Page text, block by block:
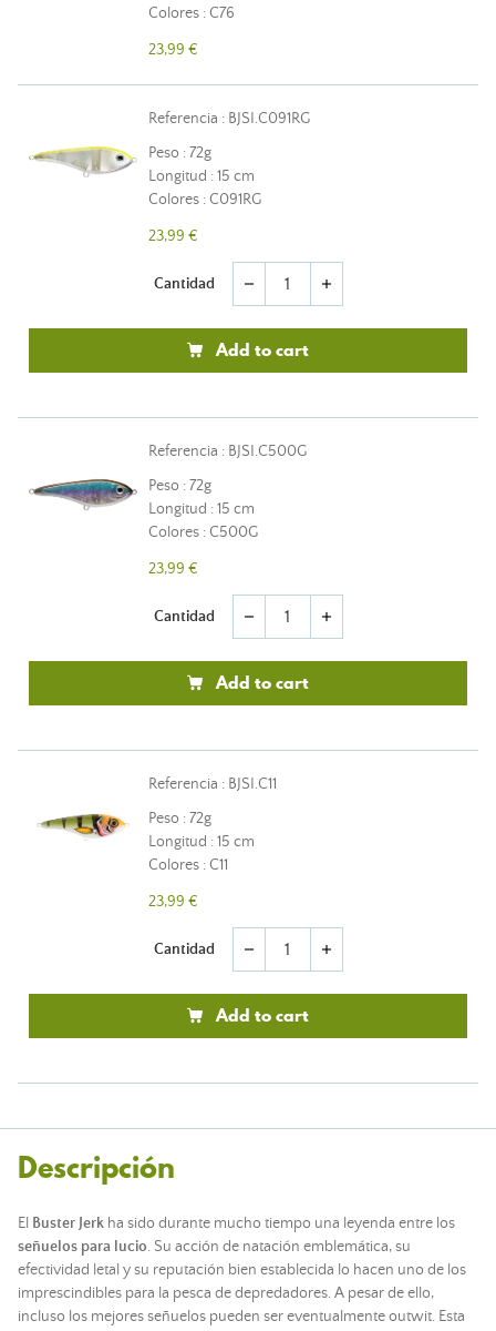
Colores : C76
23,99 €
Referencia : BJSI.C091RG
Peso : 72g
Longitud : 15 cm
Colores : C091RG
23,99 €
Cantidad remove add
Add to cart
Referencia : BJSI.C500G
Peso : 72g
Longitud : 15 cm
Colores : C500G
23,99 €
Cantidad remove add
Add to cart
Referencia : BJSI.C11
Peso : 72g
Longitud : 15 cm
Colores : C11
23,99 €
Cantidad remove add
Add to cart
Descripción
El Buster Jerk ha sido durante mucho tiempo una leyenda entre los
señuelos para lucio. Su acción de natación emblemática, su
efectividad letal y su reputación bien establecida lo hacen uno de los
imprescindibles para la pesca de depredadores. A pesar de ello,
incluso los mejores señuelos pueden ser eventualmente outwit. Esta